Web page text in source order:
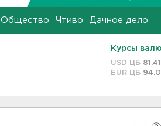
Общество Чтиво Дачное дело
Курсы
USD ЦБ 81.41
EUR ЦБ